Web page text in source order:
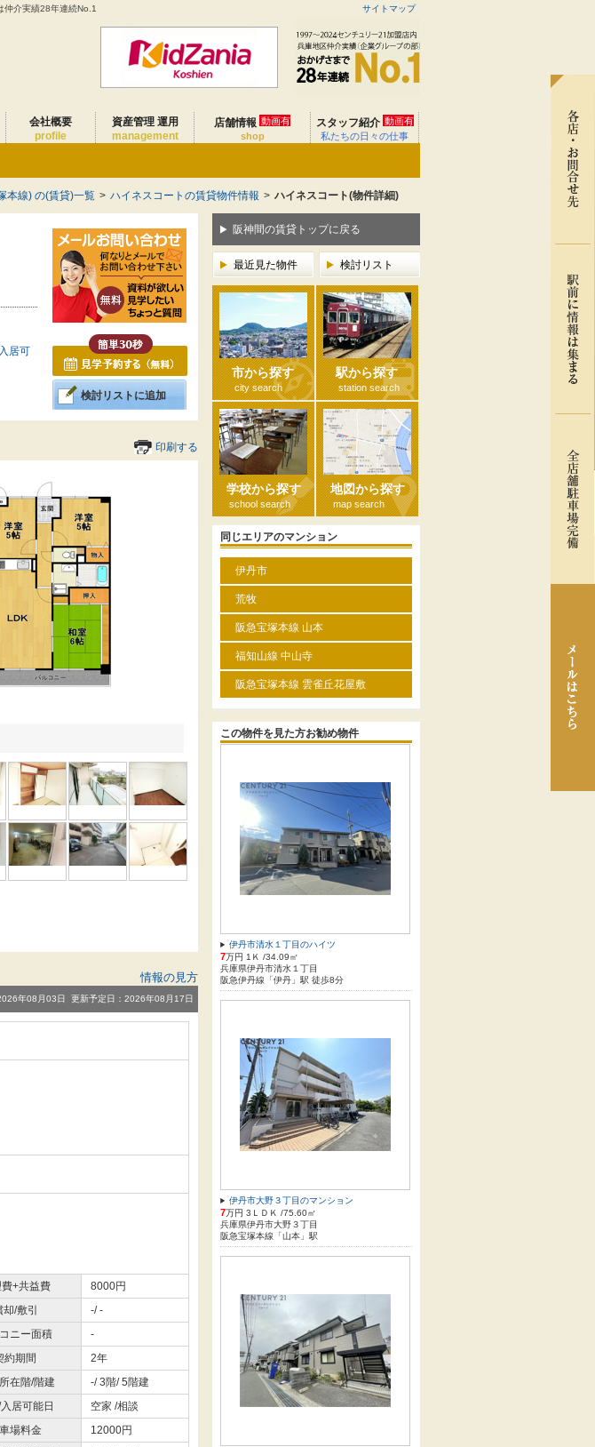
仲介実績28年連続No.1 サイトマップ
会社概要
profile
資産管理 運用
management
店舗情報 動画有
shop
スタッフ紹介 動画有
私たちの日々の仕事
本線) の(賃貸)一覧 > ハイネスコートの賃貸物件情報 > ハイネスコート(物件詳細)
居可
検討リストに追加
印刷する
情報の見方
年08月03日 更新予定日：2026年08月17日
+共益費
8000円
却/敷引
-/ -
ニー面積
-
約期間
2年
在階/階建
-/ 3階/ 5階建
居可能日
空家 /相談
場料金
12000円
阪神間の賃貸トップに戻る
最近見た物件 検討リスト
市から探す
city search
駅から探す
station search
学校から探す
school search
地図から探す
map search
同じエリアのマンション
伊丹市
荒牧
阪急宝塚本線 山本
福知山線 中山寺
阪急宝塚本線 雲雀丘花屋敷
この物件を見た方お勧め物件
伊丹市清水１丁目のハイツ
7万円 1Ｋ /34.09㎡
兵庫県伊丹市清水１丁目
阪急伊丹線「伊丹」駅 徒歩8分
伊丹市大野３丁目のマンション
7万円 3ＬＤＫ /75.60㎡
兵庫県伊丹市大野３丁目
阪急宝塚本線「山本」駅